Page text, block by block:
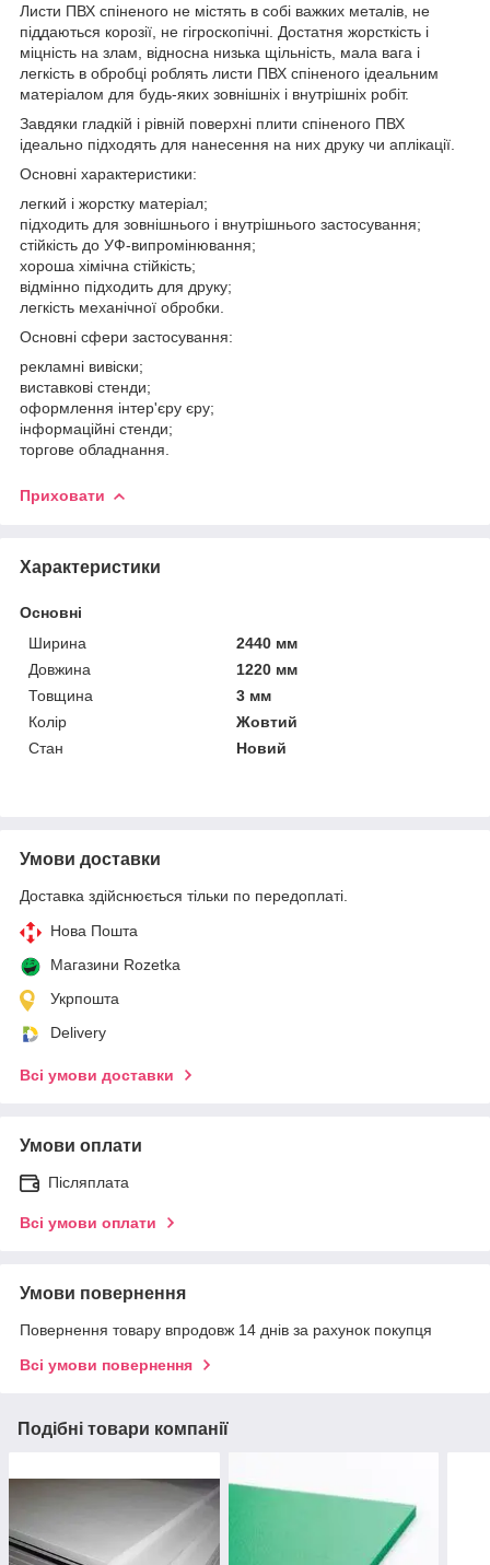
Листи ПВХ спіненого не містять в собі важких металів, не
піддаються корозії, не гігроскопічні. Достатня жорсткість і
міцність на злам, відносна низька щільність, мала вага і
легкість в обробці роблять листи ПВХ спіненого ідеальним
матеріалом для будь-яких зовнішніх і внутрішніх робіт.
Завдяки гладкій і рівній поверхні плити спіненого ПВХ
ідеально підходять для нанесення на них друку чи аплікації.
Основні характеристики:
легкий і жорстку матеріал;
підходить для зовнішнього і внутрішнього застосування;
стійкість до УФ-випромінювання;
хороша хімічна стійкість;
відмінно підходить для друку;
легкість механічної обробки.
Основні сфери застосування:
рекламні вивіски;
виставкові стенди;
оформлення інтер'єру єру;
інформаційні стенди;
торгове обладнання.
Приховати
Характеристики
Основні
Ширина
2440 мм
Довжина
1220 мм
Товщина
3 мм
Колір
Жовтий
Стан
Новий
Умови доставки
Доставка здійснюється тільки по передоплаті.
Нова Пошта
Магазини Rozetka
Укрпошта
Delivery
Всі умови доставки
Умови оплати
Післяплата
Всі умови оплати
Умови повернення
Повернення товару впродовж 14 днів за рахунок покупця
Всі умови повернення
Подібні товари компанії